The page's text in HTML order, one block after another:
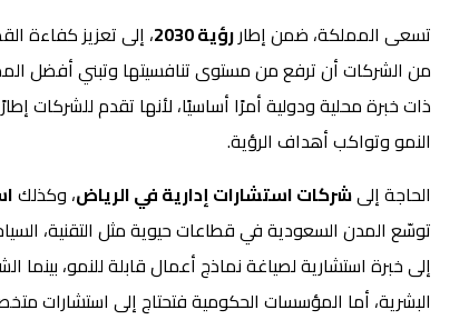
تسعى المملكة، ضمن إطاررؤية 2030
، إلى تعزيز كفاءة
من الشركات أن ترفع من مستوى تنافسيتها وتبني أفضل
ذات خبرة محلية ودولية أمرًا أساسيًا، لأنها تقدم للشركات
النمو وتواكب أهداف الرؤية.
الحاجة إلىشركات استشارات إدارية في الرياض، وكذلك
توسّع المدن السعودية في قطاعات حيوية مثل التقنية،
إلى خبرة استشارية لصياغة نماذج أعمال قابلة للنمو، بينما
البشرية، أما المؤسسات الحكومية فتحتاج إلى استشارات